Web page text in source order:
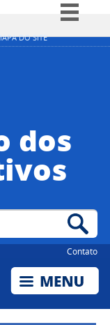
DO SITE
Canaisdos
Contato